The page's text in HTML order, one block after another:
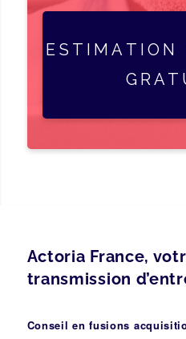
ESTIMATION
Actoria France,
transmission
Conseil en fusions